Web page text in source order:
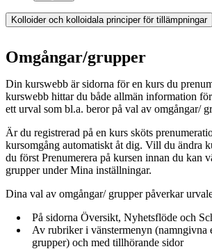
Kolloider och kolloidala principer för tillämpningar
Omgångar/grupper
Din kurswebb är sidorna för en kurs du
kurswebb hittar du både allmän information
ett urval som bl.a. beror på val av omgångar/
Är du registrerad på en kurs sköts
kursomgång automatiskt åt dig. Vill du ändra
du först Prenumerera på kursen innan du kan
grupper under Mina inställningar.
Dina val av omgångar/ grupper påverkar
På sidorna Översikt, Nyhetsflöde och
Av rubriker i vänstermenyn (namngivna
grupper) och med tillhörande sidor